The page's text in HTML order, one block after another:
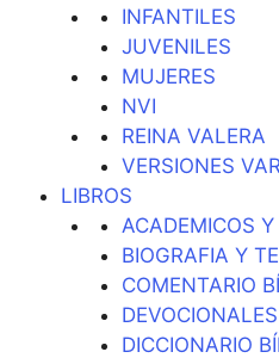
INFANTILES
JUVENILES
MUJERES
NVI
REINA VALERA
VERSIONES
LIBROS
ACADEMICOS
BIOGRAFIA Y
COMENTARIO
DEVOCIONALES
DICCIONARIO